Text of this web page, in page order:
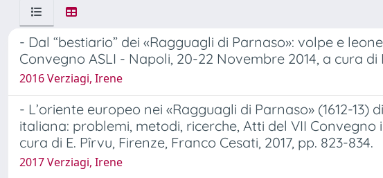
- Dal “bestiario” dei «Ragguagli di Parnaso»: volpe e
Convegno ASLI - Napoli, 20-22 Novembre 2014, a cura di
2016 Verziagi, Irene
- L’oriente europeo nei «Ragguagli di Parnaso» (1612-
italiana: problemi, metodi, ricerche, Atti del VII Convegno
cura di E. Pîrvu, Firenze, Franco Cesati, 2017, pp. 823-834.
2017 Verziagi, Irene